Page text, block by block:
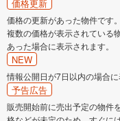
価格更新
価格の更新があった物件です。
複数の価格が表示されている
あった場合に表示されます。
NEW
情報公開日が7日以内の場合に
予告広告
販売開始前に売出予定の物件